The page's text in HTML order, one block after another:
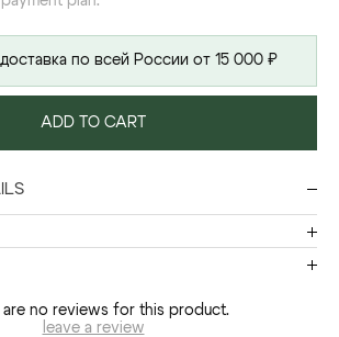
по всей России от 15 000 ₽
ADD TO CART
are no reviews for this product.
leave a review